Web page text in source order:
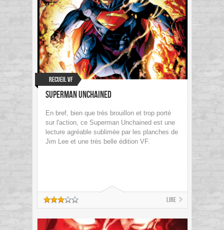
Recueil VF
Superman Unchained
En bref, bien que très brouillon et trop porté
sur l'action, ce Superman Unchained est une
lecture agréable sublimée par les planches de
Jim Lee et une très belle édition VF.
Lire